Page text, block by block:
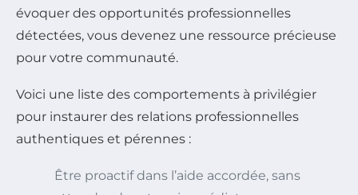
évoquer des opportunités professionnelles
détectées, vous devenez une ressource précieuse
pour votre communauté.
Voici une liste des comportements à privilégier
pour instaurer des relations professionnelles
authentiques et pérennes :
Être proactif dans l’aide accordée, sans